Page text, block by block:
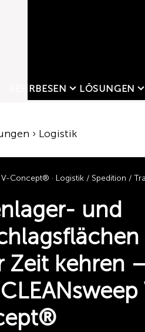
KEHRBESEN LÖSUNGEN
› Logistik
V-Concept® · Logistik / Spedition /
und
Zeit kehren